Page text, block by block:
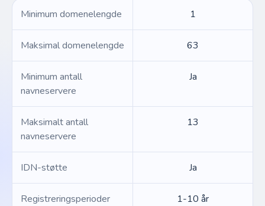
Minimum domenelengde 1
Maksimal domenelengde 63
Minimum antall
navneservere
Ja
Maksimalt antall
navneservere
13
IDN-støtte Ja
Registreringsperioder 1-10 år